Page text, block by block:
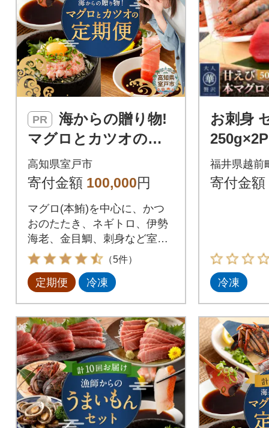
PR
マグロとカツオの定
期便【5回お届け】
【コロナ支援 訳あ
高知県室戸市
寄付金額 100,000円
マグロ(本鮪)を中心に、かつ
おのたたき、ネギトロ、伊勢
海老、金目鯛、刺身など室戸
市の海鮮をお届けします!おす
すめはサーモン、イクラやホ
タテ、カニ、ウニと一緒に海
い。惣菜 おかず 小分け 小袋
簡単 お手軽 天然 魚 魚介類 人
気 冷凍 たたき 料理 冷凍 ネギ
トロ丼 10万円 100000円 マグ
ロ 中トロ まぐろたたき 藁焼
き カツオタタ 柵 天然 鰹
（5件）
定期便 冷凍
お刺身
中トロ
福井県越前
寄付金額
冷凍